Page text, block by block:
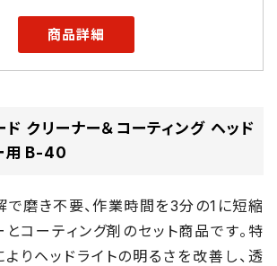
商品詳細
ド クリーナー＆コーティング ヘッド
用 B-40
で磨き不要、作業時間を3分の1に短縮
コーティング剤のセット商品です。特
りヘッドライトの明るさを改善し、透